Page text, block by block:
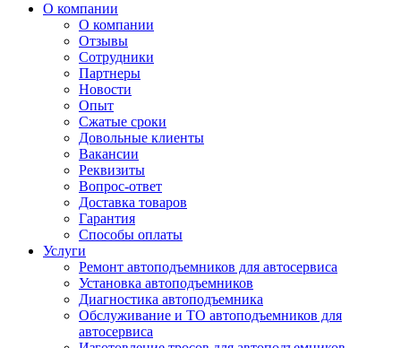
О компании
О компании
Отзывы
Сотрудники
Партнеры
Новости
Опыт
Сжатые сроки
Довольные клиенты
Вакансии
Реквизиты
Вопрос-ответ
Доставка товаров
Гарантия
Способы оплаты
Услуги
Ремонт автоподъемников для автосервиса
Установка автоподъемников
Диагностика автоподъемника
Обслуживание и ТО автоподъемников для
автосервиса